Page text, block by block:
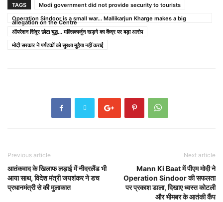
TAGS
Modi government did not provide security to tourists
Operation Sindoor is a small war... Mallikarjun Kharge makes a big
allegation on the Centre
ऑपरेशन सिंदूर छोटा युद्ध... मल्लिकार्जुन खड़गे का केंद्र पर बड़ा आरोप
मोदी सरकार ने पर्यटकों को सुरक्षा मुहैया नहीं कराई
Previous article
आतंकवाद के खिलाफ लड़ाई में नीदरलैंड भी
आया साथ, विदेश मंत्री जयशंकर ने डच
प्रधानमंत्री से की मुलाकात
Next article
Mann Ki Baat में पीएम मोदी ने
Operation Sindoor की सफलता
पर प्रकाश डाला, दिखाए ध्वस्त कोटली
और भीमबर के आतंकी कैंप